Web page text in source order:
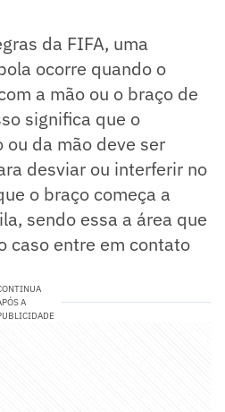
da FIFA, uma
ocorre quando o
a mão ou o braço de
significa que o
da mão deve ser
desviar ou interferir no
o braço começa a
sendo essa a área que
caso entre em contato
A